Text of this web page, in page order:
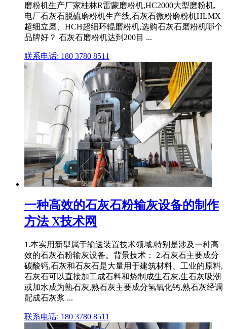
磨粉机生产厂家桂林R雷蒙磨粉机,HC2000大型磨粉机,
电厂石灰石脱硫磨粉机生产线,石灰石微粉磨粉机HLMX
超细立磨、HCH超细环辊磨粉机,选购石灰石磨粉机哪个
品牌好？ 石灰石磨粉机达到200目 ...
联系电话: 180 3780 8511
一种高效的石灰石粉输灰设备的制作
方法 X技术网
1.本实用新型属于输送装置技术领域,特别是涉及一种高
效的石灰石粉输灰设备。背景技术： 2.石灰石主要成分
碳酸钙,石灰和石灰石是大量用于建筑材料、工业的原料,
石灰石可以直接加工成石料和烧制成生石灰,生石灰吸潮
或加水成为熟石灰,熟石灰主要成分氢氧化钙,熟石灰经调
配成石灰浆 ...
联系电话: 180 3780 8511